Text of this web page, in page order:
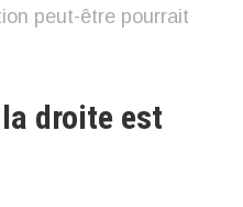
peut-être pourrait
droite est